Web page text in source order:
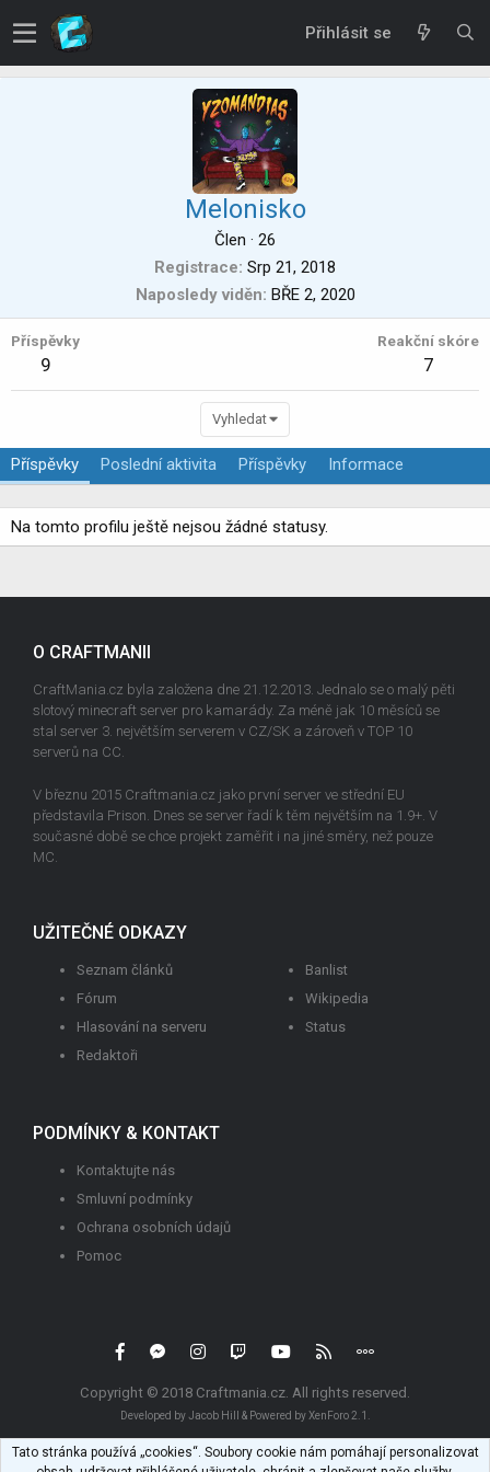
Přihlásit se
Melonisko
Člen · 26
Registrace Srp 21, 2018
Naposledy viděn BŘE 2, 2020
Příspěvky
9
Reakční skóre
7
Vyhledat
Příspěvky Poslední aktivita Příspěvky Informace
Na tomto profilu ještě nejsou žádné statusy.
O CRAFTMANII
CraftMania.cz byla založena dne 21.12.2013. Jednalo se o malý pěti
slotový minecraft server pro kamarády. Za méně jak 10 měsíců se
stal server 3. největším serverem v CZ/SK a zároveň v TOP 10
serverů na CC.
V březnu 2015 Craftmania.cz jako první server ve střední EU
představila Prison. Dnes se server řadí k těm největším na 1.9+. V
současné době se chce projekt zaměřit i na jiné směry, než pouze
MC.
UŽITEČNÉ ODKAZY
Seznam článků
Fórum
Hlasování na serveru
Redaktoři
Banlist
Wikipedia
Status
PODMÍNKY & KONTAKT
Kontaktujte nás
Smluvní podmínky
Ochrana osobních údajů
Pomoc
R
S
Copyright © 2018 Craftmania.cz. All rights reserved.
Developed by Jacob Hill & Powered byXenForo 2.1.
Tato stránka používá „cookies“. Soubory cookie nám pomáhají personalizovat